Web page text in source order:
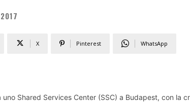
X Pinterest WhatsApp
uno Shared Services Center (SSC) a Budapest, con la